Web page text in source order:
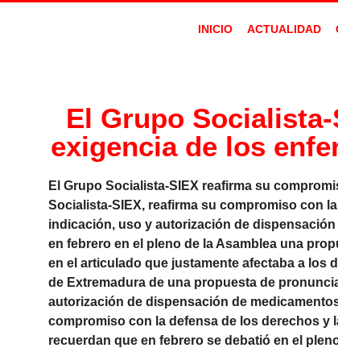
INICIO ACTUALIDAD
El Grupo
exigencia de los
El Grupo Socialista-SIEX reafirma su
Socialista-SIEX, reafirma su compromiso con
indicación, uso y autorización de
en febrero en el pleno de la Asamblea una
en el articulado que justamente afectaba a los
de Extremadura de una propuesta de
autorización de dispensación de
compromiso con la defensa de los derechos
recuerdan que en febrero se debatió en el